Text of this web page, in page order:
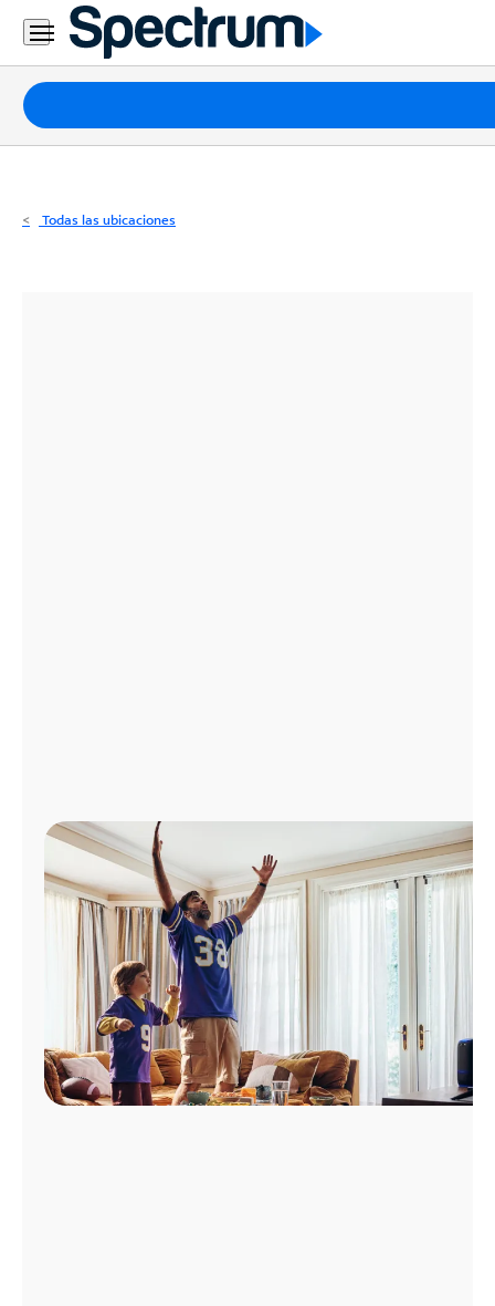
Residencial
Business
Paquetes
Internet
Todas las ubicaciones